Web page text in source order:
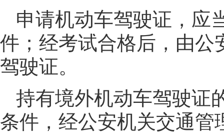
申请机动车驾驶证，应
件；经考试合格后，由公
驾驶证。
持有境外机动车驾驶证
条件，经公安机关交通管